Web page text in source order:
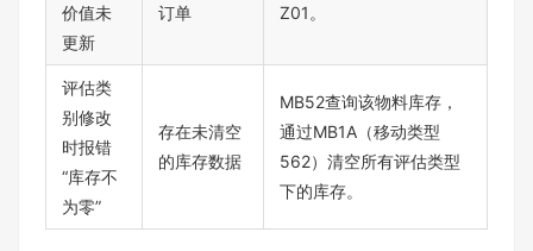
价值未
更新
订单
Z01。
评估类
别修改
时报错
“库存不
为零”
存在未清空
的库存数据
MB52查询该物料库存，
通过MB1A（移动类型
562）清空所有评估类型
下的库存。